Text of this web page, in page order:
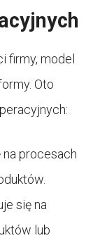
firmy, model
Oto
na procesach
się na
lub